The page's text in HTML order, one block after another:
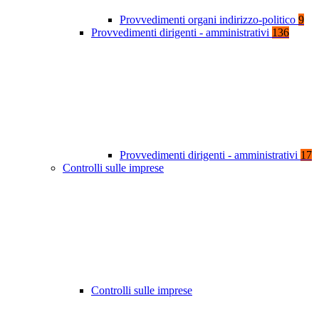
Provvedimenti organi indirizzo-politico 9
Provvedimenti dirigenti - amministrativi 136
Provvedimenti dirigenti - amministrativi 17
Controlli sulle imprese
Controlli sulle imprese